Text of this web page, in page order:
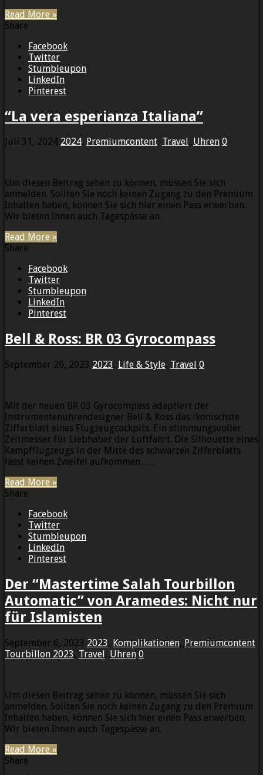
Read More »
Share
Facebook
Twitter
Stumbleupon
LinkedIn
Pinterest
“La vera esperianza Italiana”
Juli 31, 2024 2024, Premiumcontent, Travel , Uhren 0
Um diesen Beitrag sehen zu können, müssen Sie sich
anmelden. Sollten Sie noch keinen Zugang zu den Premium
Inhalten haben, können Sie sich hier einen Pass erwerben.
Wir bieten Ihnen auch Tagespässe an.
Read More »
Share
Facebook
Twitter
Stumbleupon
LinkedIn
Pinterest
Bell & Ross: BR 03 Gyrocompass
September 26, 2023 2023, Life & Style, Travel 0
Mit der neuen BR 03 Gyrocompass adaptiert der
Instrumentenuhrendesigner Bell & Ross das ikonischste
Zifferblatt eines Flugzeugcockpits. Ein stimmungsvoller
Zeitmesser für Liebhaber der Luftfahrt. Die Silhouette eines
Kampfflugzeugs in der Mitte des schwarzen Zifferblatts
lässt keinen Zweifel aufkommen. …
Read More »
Share
Facebook
Twitter
Stumbleupon
LinkedIn
Pinterest
Der “Mastertime Salah Tourbillon
Automatic” von Aramedes: Nicht nur
für Islamisten
September 6, 2023 2023, Komplikationen, Premiumcontent,
Tourbillon 2023, Travel, Uhren 0
Um diesen Beitrag sehen zu können, müssen Sie sich
anmelden. Sollten Sie noch keinen Zugang zu den Premium
Inhalten haben, können Sie sich hier einen Pass erwerben.
Wir bieten Ihnen auch Tagespässe an.
Read More »
Share